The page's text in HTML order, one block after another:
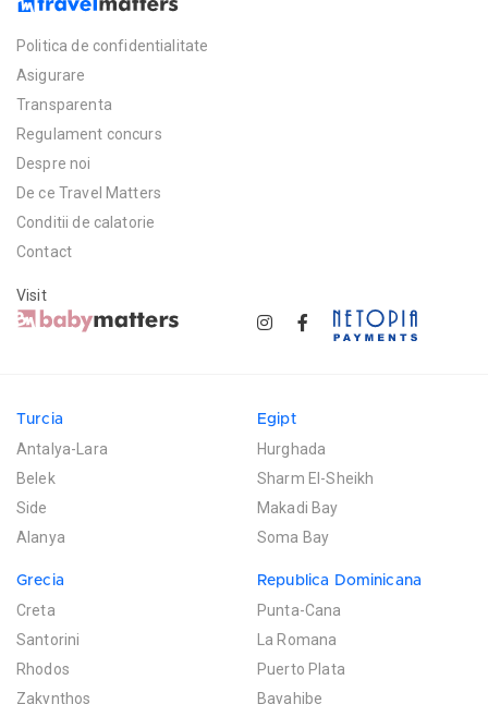
Politica de confidentialitate
Asigurare
Transparenta
Regulament concurs
Despre noi
De ce Travel Matters
Conditii de calatorie
Contact
Visit
Turcia
Antalya-Lara
Belek
Side
Alanya
Egipt
Hurghada
Sharm El-Sheikh
Makadi Bay
Soma Bay
Grecia
Creta
Santorini
Rhodos
Zakynthos
Republica Dominicana
Punta-Cana
La Romana
Puerto Plata
Bayahibe